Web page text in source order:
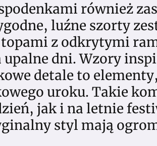
również
luźne szorty
z odkrytymi
upalne dni. Wzory
detale to
uroku. Takie
jak i na letnie
styl mają